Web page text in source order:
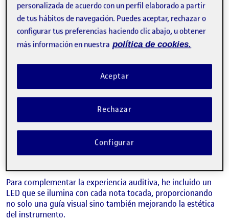
Descripción del Proyecto:
En este proyecto, he intentado fusionar la tecnología con la
expresión musical. Utilizando un Arduino como base, estoy
creando un instrumento que responde a la proximidad física
para generar música. Gracias al uso de un sensor capacitivo,
sonido de una manera completamente nueva.
diferentes notas, permitiendo una forma de «tocar»
diferente a lo habitual. Además, he incorporado un botón
que, al presionarlo, activa una melodía preprogramada,
Para complementar la experiencia auditiva, he incluido un
LED que se ilumina con cada nota tocada, proporcionando
no solo una guía visual sino también mejorando la estética
del instrumento.
personalizada de acuerdo con un perfil elaborado a partir
de tus hábitos de navegación. Puedes aceptar, rechazar o
configurar tus preferencias haciendo clic abajo, u obtener
más información en nuestra política de cookies.
Rechazar
Aceptar
Configurar